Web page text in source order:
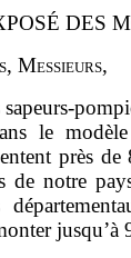
DES
, Messieurs,
le
près
de notre
jusqu’à